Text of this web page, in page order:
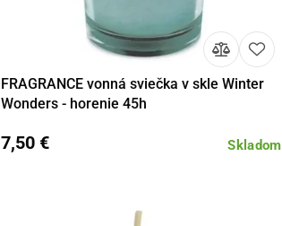
Detail Do košíka
FRAGRANCE vonná sviečka v skle Winter
Wonders - horenie 45h
Skladom
7,50 €